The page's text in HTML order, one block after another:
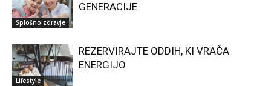
Splošno zdravje
GENERACIJE
Lifestyle
REZERVIRAJTE ODDIH, KI VRAČA
ENERGIJO